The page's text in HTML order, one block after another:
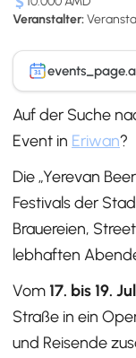
Veranstalter:
31
Auf der Suche
Event in Eriwan?
Die „Yerevan
Festivals der
Brauereien,
lebhaften
Vom17. bis 19.
Straße in ein
und Reisende